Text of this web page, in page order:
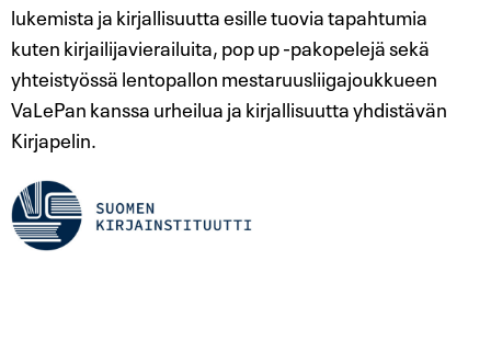
lukemista ja kirjallisuutta esille tuovia tapahtumia
kuten kirjailijavierailuita, pop up -pakopelejä sekä
yhteistyössä lentopallon mestaruusliigajoukkueen
VaLePan kanssa urheilua ja kirjallisuutta yhdistävän
Kirjapelin.